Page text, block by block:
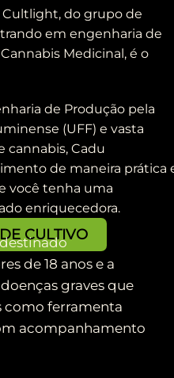
Cultlight, do grupo de
em engenharia de
Medicinal, é o
de Produção pela
(UFF) e vasta
cannabis, Cadu
de maneira prática
você tenha uma
enriquecedora.
CULTIVO
de 18 anos e a
graves que
como ferramenta
acompanhamento